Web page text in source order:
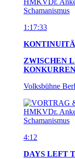
1:17:33
ZWISCHEN
Volksbühne
4:12
DAYS LEFT